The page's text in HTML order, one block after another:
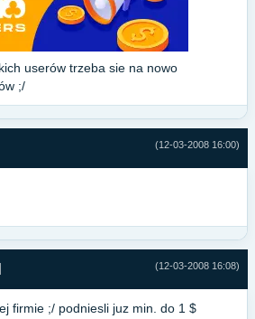
userów trzeba sie na nowo
;/
(12-03-2008 16:00)
(12-03-2008 16:08)
firmie ;/ podniesli juz min. do 1 $